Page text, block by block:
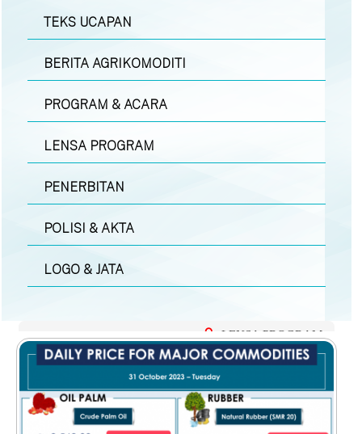
TEKS UCAPAN
BERITA AGRIKOMODITI
PROGRAM & ACARA
LENSA PROGRAM
PENERBITAN
POLISI & AKTA
LOGO & JATA
LENSA PROGRAM